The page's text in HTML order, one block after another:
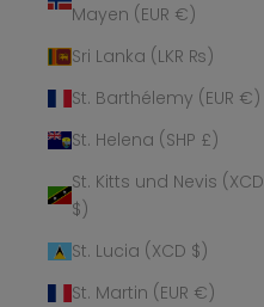
Mayen (EUR €)
Sri Lanka (LKR ₨)
St. Barthélemy (EUR €)
St. Helena (SHP £)
St. Kitts und Nevis (XCD
$)
St. Lucia (XCD $)
St. Martin (EUR €)